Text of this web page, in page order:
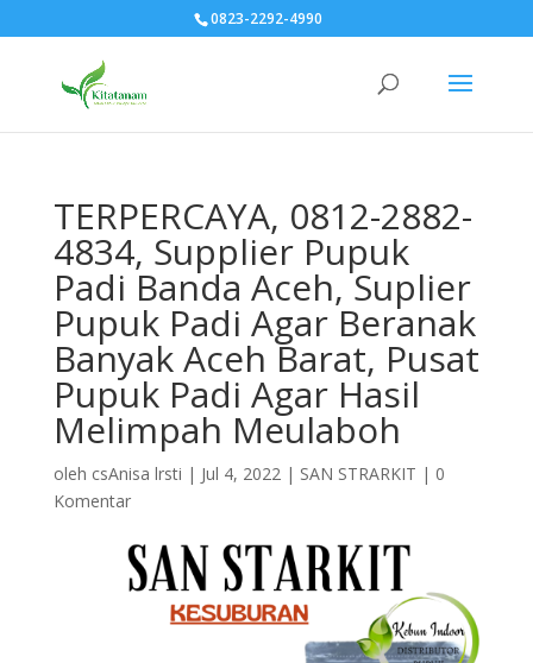
0823-2292-4990
TERPERCAYA, 0812-2882-
4834, Supplier Pupuk
Padi Banda Aceh, Suplier
Pupuk Padi Agar Beranak
Banyak Aceh Barat, Pusat
Pupuk Padi Agar Hasil
Melimpah Meulaboh
oleh csAnisa lrsti | Jul 4, 2022| SAN STRARKIT | 0
Komentar